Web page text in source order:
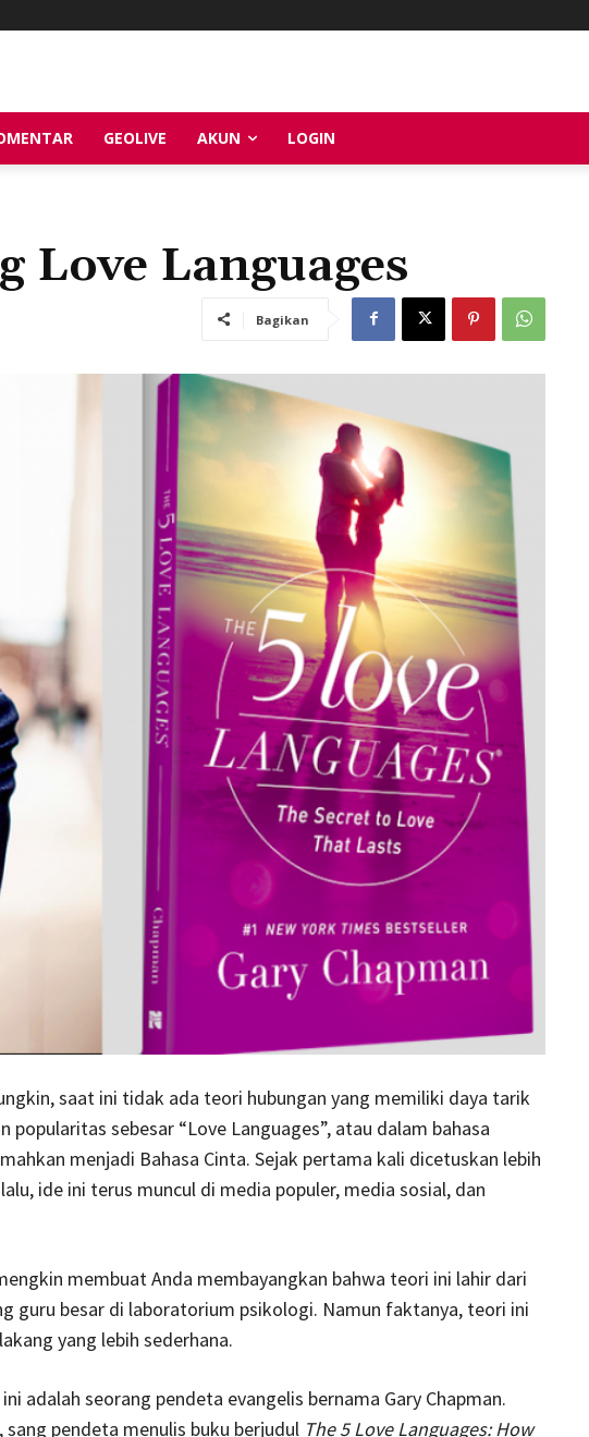
GEOLIVE AKUN LOGIN
Love Languages
Bagikan
saat ini tidak ada teori hubungan yang memiliki daya tarik
popularitas sebesar “Love Languages”, atau dalam bahasa
menjadi Bahasa Cinta. Sejak pertama kali dicetuskan lebih
ide ini terus muncul di media populer, media sosial, dan
membuat Anda membayangkan bahwa teori ini lahir dari
guru besar di laboratorium psikologi. Namun faktanya, teori ini
yang lebih sederhana.
adalah seorang pendeta evangelis bernama Gary Chapman.
sang pendeta menulis buku berjudul The 5 Love Languages: How